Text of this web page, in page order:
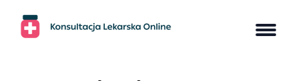
content